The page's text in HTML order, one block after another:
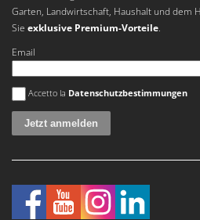
Garten, Landwirtschaft, Haushalt und dem
Sie exklusive Premium-Vorteile.
Email
Es ist ein Fehler aufgetreten
Accetto la Datenschutzbestimmungen